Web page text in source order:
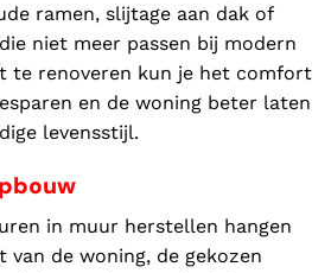
ramen, slijtage aan dak of
niet meer passen bij modern
te renoveren kun je het comfort
en de woning beter laten
levensstijl.
in muur herstellen hangen
van de woning, de gekozen